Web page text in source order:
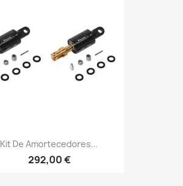
Kit De Amortecedores...
292,00 €